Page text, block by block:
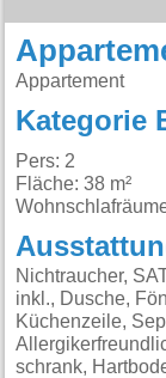
Appartement
Kategorie
Pers: 2
Fläche: 38 m²
Nichtraucher,
inkl., Dusche,
Küchenzeile,
schrank,